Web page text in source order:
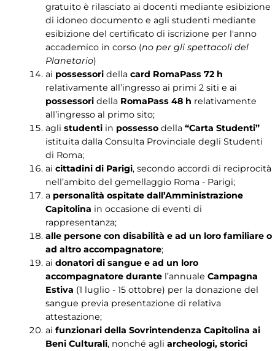
gratuito è rilasciato ai docenti mediante esibizione
di idoneo documento e agli studenti mediante
esibizione del certificato di iscrizione per l'anno
accademico in corso (no per gli spettacoli del
Planetario)
ai possessoridella card RomaPass 72 h
relativamente all’ingresso ai primi 2 siti e ai
possessoridella RomaPass 48 h relativamente
all’ingresso al primo sito;
agli studentiin possessodella “Carta Studenti”
istituita dalla Consulta Provinciale degli Studenti
di Roma;
ai cittadini di Parigi, secondo accordi di reciprocità
nell’ambito del gemellaggio Roma - Parigi;
a personalità ospitate dall’Amministrazione
Capitolina in occasione di eventi di
rappresentanza;
alle persone con disabilità e ad un loro familiare o
ad altro accompagnatore;
ai donatori di sangue e ad un loro
accompagnatore durantel’annuale Campagna
Estiva (1 luglio - 15 ottobre) per la donazione del
sangue previa presentazione di relativa
attestazione;
ai funzionari della Sovrintendenza Capitolina ai
Beni Culturali, nonché agli archeologi, storici